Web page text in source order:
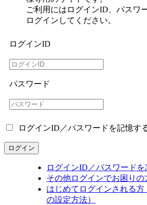
ご利用にはログインID、パスワ
ログインしてください。
ログインID
パスワード
ログインID／パスワードを記憶す
ログイン
ログインID／パスワード
その他ログインでお困りの
はじめてログインされる方
の設定方法）